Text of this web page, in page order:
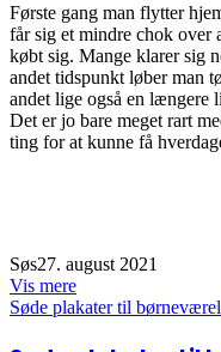
Første gang man flytter
får sig et mindre chok over
købt sig. Mange klarer sig
andet tidspunkt løber man
andet lige også en længere
Det er jo bare meget rart
ting for at kunne få
Søs27. august 2021
Vis mere
Søde plakater til